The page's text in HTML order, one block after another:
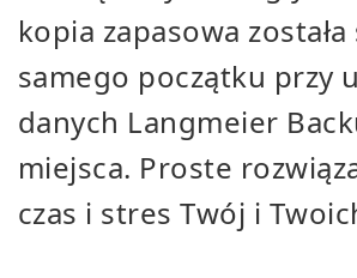
kopia zapasowa
samego początku przy
danych Langmeier
miejsca. Proste
czas i stres Twój i